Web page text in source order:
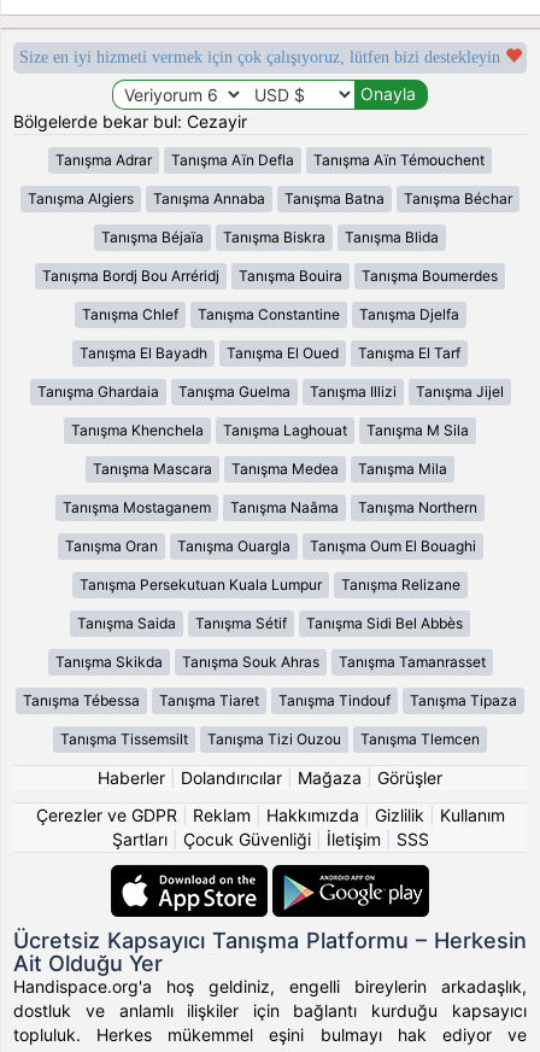
Size en iyi hizmeti vermek için çok çalışıyoruz, lütfen bizi destekleyin
Bölgelerde bekar bul: Cezayir
Tanışma Adrar Tanışma Aïn Defla Tanışma Aïn Témouchent
Tanışma Algiers Tanışma Annaba Tanışma Batna Tanışma Béchar
Tanışma Béjaïa Tanışma Biskra Tanışma Blida
Tanışma Bordj Bou Arréridj Tanışma Bouira Tanışma Boumerdes
Tanışma Chlef Tanışma Constantine Tanışma Djelfa
Tanışma El Bayadh Tanışma El Oued Tanışma El Tarf
Tanışma Ghardaia Tanışma Guelma Tanışma Illizi Tanışma Jijel
Tanışma Khenchela Tanışma Laghouat Tanışma M Sila
Tanışma Mascara Tanışma Medea Tanışma Mila
Tanışma Mostaganem Tanışma Naâma Tanışma Northern
Tanışma Oran Tanışma Ouargla Tanışma Oum El Bouaghi
Tanışma Persekutuan Kuala Lumpur Tanışma Relizane
Tanışma Saida Tanışma Sétif Tanışma Sidi Bel Abbès
Tanışma Skikda Tanışma Souk Ahras Tanışma Tamanrasset
Tanışma Tébessa Tanışma Tiaret Tanışma Tindouf Tanışma Tipaza
Tanışma Tissemsilt Tanışma Tizi Ouzou Tanışma Tlemcen
Haberler Dolandırıcılar Mağaza
Görüşler
Çerezler ve GDPR
Reklam Hakkımızda Gizlilik
Kullanım
Şartları| Çocuk Güvenliği| İletişim SSS
Ücretsiz Kapsayıcı Tanışma Platformu – Herkesin
Ait Olduğu Yer
Handispace.org'a hoş geldiniz, engelli bireylerin arkadaşlık,
dostluk ve anlamlı ilişkiler için bağlantı kurduğu kapsayıcı
topluluk. Herkes mükemmel eşini bulmayı hak ediyor ve